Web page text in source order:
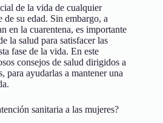
de la vida de cualquier
de su edad. Sin embargo, a
en la cuarentena, es importante
la salud para satisfacer las
fase de la vida. En este
consejos de salud dirigidos a
para ayudarlas a mantener una
sanitaria a las mujeres?